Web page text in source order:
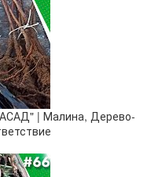
| Малина, Дерево-